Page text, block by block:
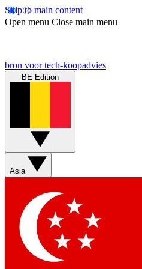
Skip to main content
Open menu Close main menu
bron voor tech-koopadvies
BE Edition
Asia